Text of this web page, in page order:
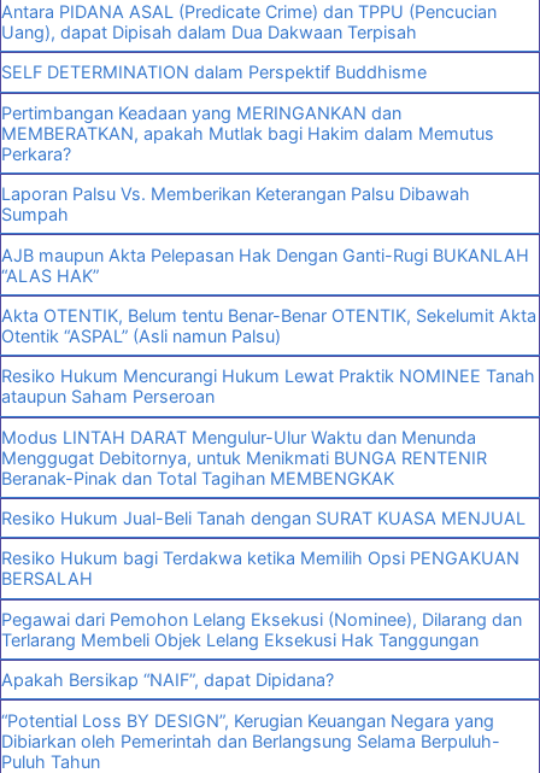
Antara PIDANA ASAL (Predicate Crime) dan TPPU (Pencucian
Uang), dapat Dipisah dalam Dua Dakwaan Terpisah
SELF DETERMINATION dalam Perspektif Buddhisme
Pertimbangan Keadaan yang MERINGANKAN dan
MEMBERATKAN, apakah Mutlak bagi Hakim dalam Memutus
Perkara?
Laporan Palsu Vs. Memberikan Keterangan Palsu Dibawah
Sumpah
AJB maupun Akta Pelepasan Hak Dengan Ganti-Rugi BUKANLAH
“ALAS HAK”
Akta OTENTIK, Belum tentu Benar-Benar OTENTIK, Sekelumit Akta
Otentik “ASPAL” (Asli namun Palsu)
Resiko Hukum Mencurangi Hukum Lewat Praktik NOMINEE Tanah
ataupun Saham Perseroan
Modus LINTAH DARAT Mengulur-Ulur Waktu dan Menunda
Menggugat Debitornya, untuk Menikmati BUNGA RENTENIR
Beranak-Pinak dan Total Tagihan MEMBENGKAK
Resiko Hukum Jual-Beli Tanah dengan SURAT KUASA MENJUAL
Resiko Hukum bagi Terdakwa ketika Memilih Opsi PENGAKUAN
BERSALAH
Pegawai dari Pemohon Lelang Eksekusi (Nominee), Dilarang dan
Terlarang Membeli Objek Lelang Eksekusi Hak Tanggungan
Apakah Bersikap “NAIF”, dapat Dipidana?
“Potential Loss BY DESIGN”, Kerugian Keuangan Negara yang
Dibiarkan oleh Pemerintah dan Berlangsung Selama Berpuluh-
Puluh Tahun